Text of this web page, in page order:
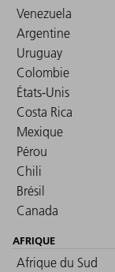
Venezuela
Argentine
Uruguay
Colombie
États-Unis
Costa Rica
Mexique
Pérou
Chili
Brésil
Canada
AFRIQUE
Afrique du Sud